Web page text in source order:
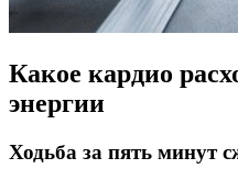
Какое кардио
энергии
Ходьба за пять минут